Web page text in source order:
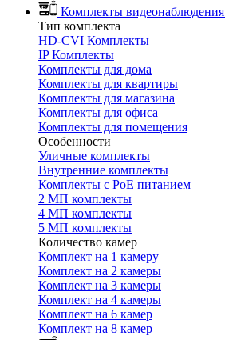
Комплекты видеонаблюдения
Тип комплекта
HD-CVI Комплекты
IP Комплекты
Комплекты для дома
Комплекты для квартиры
Комплекты для магазина
Комплекты для офиса
Комплекты для помещения
Особенности
Уличные комплекты
Внутренние комплекты
Комплекты с PoE питанием
2 МП комплекты
4 МП комплекты
5 МП комплекты
Количество камер
Комплект на 1 камеру
Комплект на 2 камеры
Комплект на 3 камеры
Комплект на 4 камеры
Комплект на 6 камер
Комплект на 8 камер